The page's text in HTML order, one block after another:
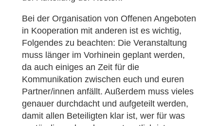
Bei der Organisation von Offenen Angeboten
in Kooperation mit anderen ist es wichtig,
Folgendes zu beachten: Die Veranstaltung
muss länger im Vorhinein geplant werden,
da auch einiges an Zeit für die
Kommunikation zwischen euch und euren
Partner/innen anfällt. Außerdem muss vieles
genauer durchdacht und aufgeteilt werden,
damit allen Beteiligten klar ist, wer für was